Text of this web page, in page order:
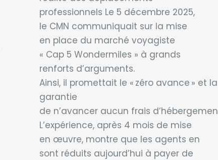
professionnels Le 5 décembre 2025,
le CMN communiquait sur la mise
en place du marché voyagiste
« Cap 5 Wondermiles » à grands
renforts d’arguments.
Ainsi, il promettait le « zéro avance » et la
garantie
de n’avancer aucun frais d’hébergement.
L’expérience, après 4 mois de mise
en œuvre, montre que les agents en
sont réduits aujourd’hui à payer de